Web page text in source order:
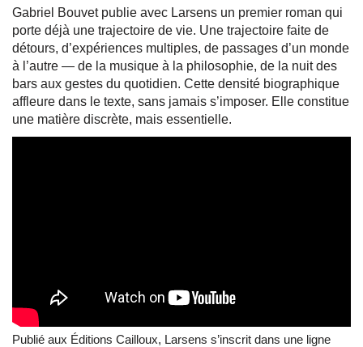
Gabriel Bouvet publie avec Larsens un premier roman qui
porte déjà une trajectoire de vie. Une trajectoire faite de
détours, d’expériences multiples, de passages d’un monde
à l’autre — de la musique à la philosophie, de la nuit des
bars aux gestes du quotidien. Cette densité biographique
affleure dans le texte, sans jamais s’imposer. Elle constitue
une matière discrète, mais essentielle.
Publié aux Éditions Cailloux, Larsens s’inscrit dans une ligne